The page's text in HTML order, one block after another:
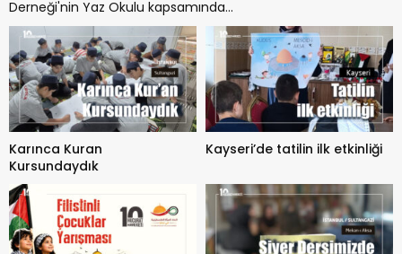
Derneği'nin Yaz Okulu kapsamında...
Karınca Kuran
Kursundaydık
Kayseri’de tatilin ilk etkinliği